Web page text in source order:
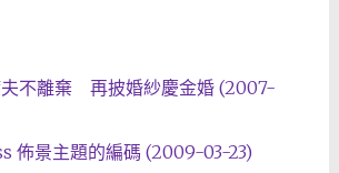
夫不離棄 再披婚紗慶金婚 (2007-
佈景主題的編碼 (2009-03-23)